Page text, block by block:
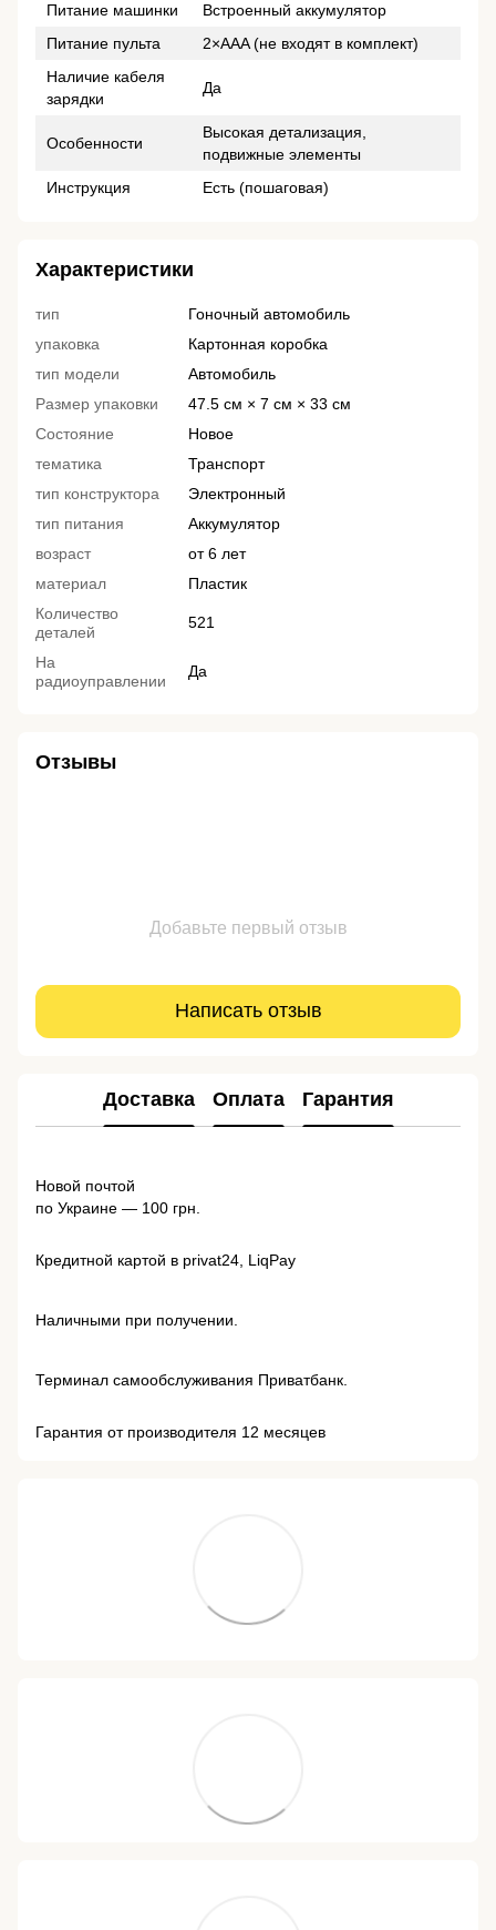
Питание машинки
Встроенный аккумулятор
Питание пульта
2×AAA (не входят в комплект)
Наличие кабеля
зарядки
Да
Особенности
Высокая детализация,
подвижные элементы
Инструкция
Есть (пошаговая)
Характеристики
тип
Гоночный автомобиль
упаковка
Картонная коробка
тип модели
Автомобиль
Размер упаковки
47.5 см × 7 см × 33 см
Состояние
Новое
тематика
Транспорт
тип конструктора
Электронный
тип питания
Аккумулятор
возраст
от 6 лет
материал
Пластик
Количество
деталей
521
На
радиоуправлении
Да
Отзывы
Добавьте первый отзыв
Написать отзыв
Доставка Оплата Гарантия
Новой почтой
по Украине — 100 грн.
Кредитной картой в privat24, LiqPay
Наличными при получении.
Терминал самообслуживания Приватбанк.
Гарантия от производителя 12 месяцев